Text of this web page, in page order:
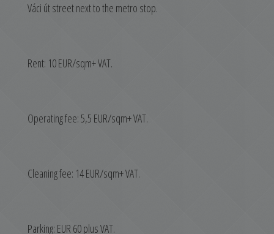
Váci út street next to the metro stop.
Rent: 10 EUR/sqm+ VAT.
Operating fee: 5,5 EUR/sqm+ VAT.
Cleaning fee: 14 EUR/sqm+ VAT.
Parking: EUR 60 plus VAT.